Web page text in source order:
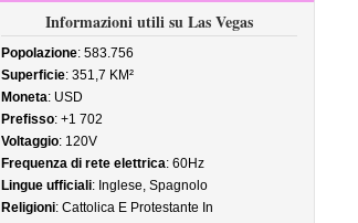
Informazioni utili su Las Vegas
Popolazione: 583.756
Superficie: 351,7 KM²
Moneta: USD
Prefisso: +1 702
Voltaggio: 120V
Frequenza di rete elettrica: 60Hz
Lingue ufficiali: Inglese, Spagnolo
Religioni: Cattolica E Protestante In